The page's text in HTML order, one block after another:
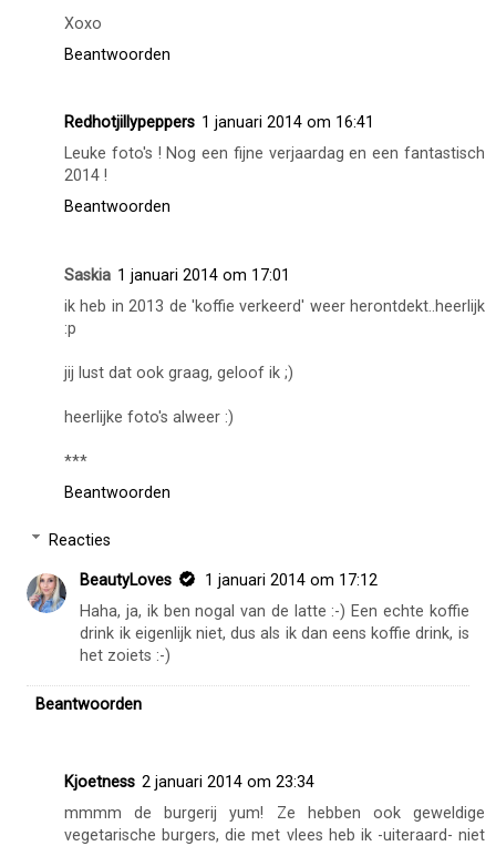
Xoxo
Beantwoorden
Redhotjillypeppers 1 januari 2014 om 16:41
Leuke foto's ! Nog een fijne verjaardag en een fantastisch
2014 !
Beantwoorden
Saskia 1 januari 2014 om 17:01
ik heb in 2013 de 'koffie verkeerd' weer herontdekt..heerlijk
:p
jij lust dat ook graag, geloof ik ;)
heerlijke foto's alweer :)
***
Beantwoorden
Reacties
BeautyLoves
1 januari 2014 om 17:12
Haha, ja, ik ben nogal van de latte :-) Een echte koffie
drink ik eigenlijk niet, dus als ik dan eens koffie drink, is
het zoiets :-)
Beantwoorden
Kjoetness 2 januari 2014 om 23:34
mmmm de burgerij yum! Ze hebben ook geweldige
vegetarische burgers, die met vlees heb ik -uiteraard- niet